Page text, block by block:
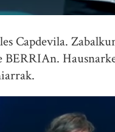
Capdevila.